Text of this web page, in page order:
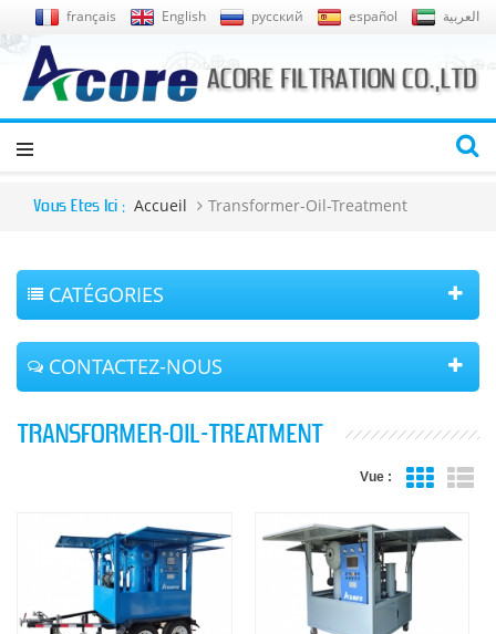
français English русский español العربية
Vous Êtes Ici : Accueil Transformer-Oil-Treatment
CATÉGORIES
CONTACTEZ-NOUS
TRANSFORMER-OIL-TREATMENT
Vue :